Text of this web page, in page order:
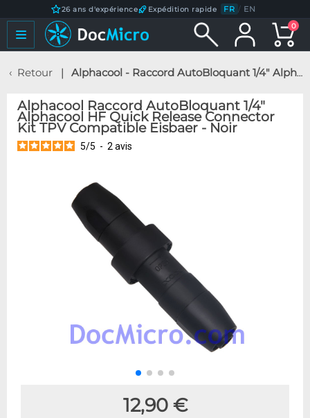
26 ans d'expérience Expédition rapide FR / EN
0
Retour Alphacool - Raccord AutoBloquant 1/4" Alphacool HF Quick Release Connector Kit TPV Compatible Eisbaer - Noir
Alphacool Raccord AutoBloquant 1/4"
Alphacool HF Quick Release Connector
Kit TPV Compatible Eisbaer - Noir
5/5 - 2 avis
12,90 €